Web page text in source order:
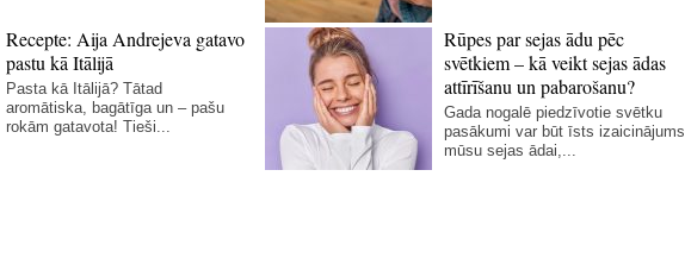
Recepte: Aija Andrejeva gatavo
pastu kā Itālijā
Pasta kā Itālijā? Tātad
aromātiska, bagātīga un – pašu
rokām gatavota! Tieši...
Rūpes par sejas ādu pēc
svētkiem – kā veikt sejas ādas
attīrīšanu un pabarošanu?
Gada nogalē piedzīvotie svētku
pasākumi var būt īsts izaicinājums
mūsu sejas ādai,...